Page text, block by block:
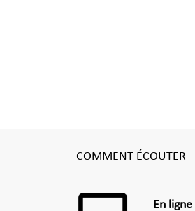
COMMENT ÉCOUTER
En ligne